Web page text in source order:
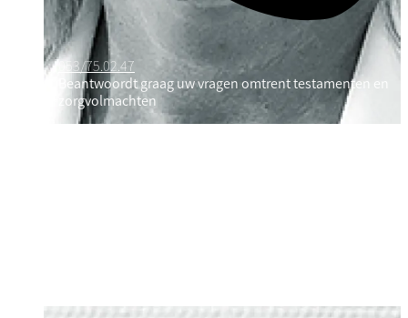
053/75.02.47
Beantwoordt graag uw vragen omtrent testamenten en
zorgvolmachten